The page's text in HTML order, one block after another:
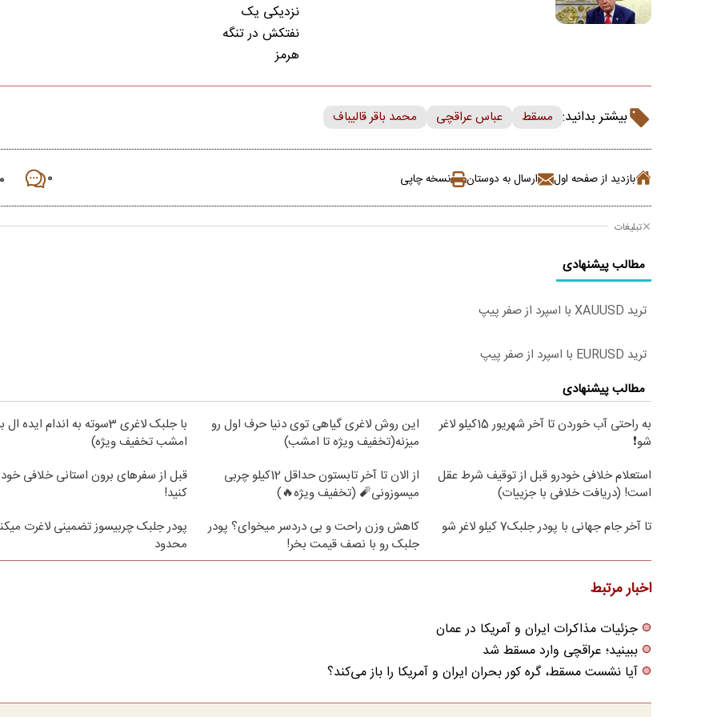
بیشتر بدانید: مسقط عباس عراقچی محمد باقر قالیباف
بازدید از صفحه اول ارسال به دوستان نسخه چاپی ۰ ۰
تبلیغات
مطالب پیشنهادی
ترید XAUUSD با اسپرد از صفر پیپ
ترید EURUSD با اسپرد از صفر پیپ
مطالب پیشنهادی
به راحتی آب خوردن تا آخر شهریور 15کیلو لاغر
شو❗
این روش لاغری گیاهی توی دنیا حرف اول رو
میزنه(تخفیف ویژه تا امشب)
با جلبک لاغری 3سوته به اندام
امشب تخفیف ویژه)
استعلام خلافی خودرو قبل از توقیف شرط عقل
است! (دریافت خلافی با جزییات)
از الان تا آخر تابستون حداقل 12کیلو چربی
میسوزونی🧨 (تخفیف ویژه🔥)
قبل از سفرهای برون استانی خلافی
کنید!
تا آخر جام جهانی با پودر جلبک7 کیلو لاغر شو
کاهش وزن راحت و بی دردسر میخوای؟ پودر
جلبک رو با نصف قیمت بخر!
پودر جلبک چربیسوز تضمینی لاغرت
محدود
اخبار مرتبط
جزئیات مذاکرات ایران و آمریکا در عمان
ببینید؛ عراقچی وارد مسقط شد
آیا نشست مسقط، گره کور بحران ایران و آمریکا را باز می‌کند؟